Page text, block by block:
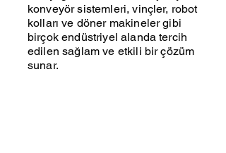
konveyör sistemleri, vinçler, robot
kolları ve döner makineler gibi
birçok endüstriyel alanda tercih
edilen sağlam ve etkili bir çözüm
sunar.